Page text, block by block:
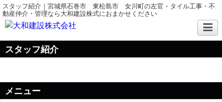
スタッフ紹介｜宮城県石巻市 東松島市 女川町の左官・タイル工事・不
動産仲介・管理なら大和建設株式におまかせください
スタッフ紹介
メニュー